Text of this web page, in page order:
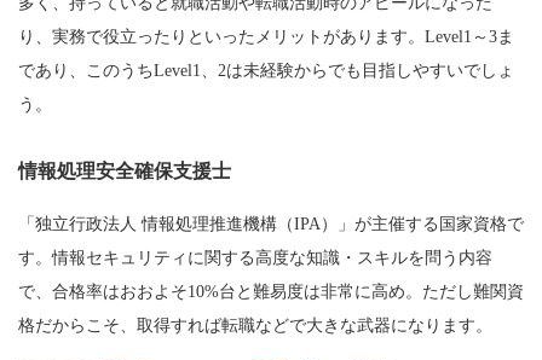
り、実務で役立ったりといったメリットがあります。Level1～3ま
であり、このうちLevel1、2は未経験からでも目指しやすいでしょ
う。
情報処理安全確保支援士
「独立行政法人 情報処理推進機構（IPA）」が主催する国家資格で
す。情報セキュリティに関する高度な知識・スキルを問う内容
で、合格率はおおよそ10%台と難易度は非常に高め。ただし難関資
格だからこそ、取得すれば転職などで大きな武器になります。